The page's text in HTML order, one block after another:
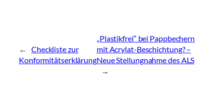
←
Checkliste zur
Konformitätserklärung
„Plastikfrei“ bei Pappbechern
mit Acrylat-Beschichtung? –
Neue Stellungnahme des ALS
→